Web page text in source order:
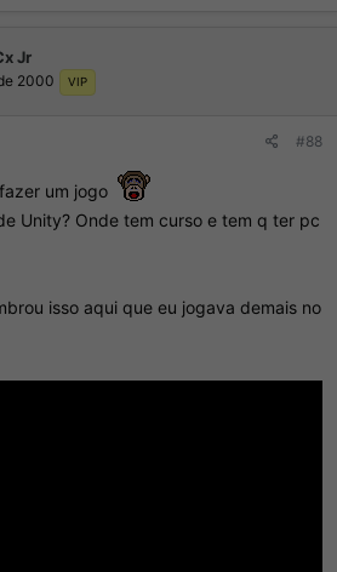
Jr
2000 VIP
#88
um jogo
Unity? Onde tem curso e tem q ter pc
isso aqui que eu jogava demais no